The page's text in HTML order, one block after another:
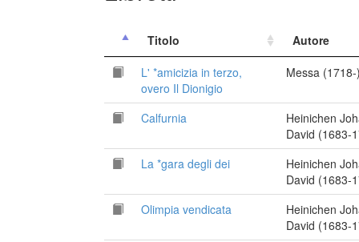
Titolo
Autore
L' *amicizia in terzo,
overo Il Dionigio
Messa
Calfurnia
Heinichen
David (1683-
La *gara degli dei
Heinichen
David (1683-
Olimpia vendicata
Heinichen
David (1683-